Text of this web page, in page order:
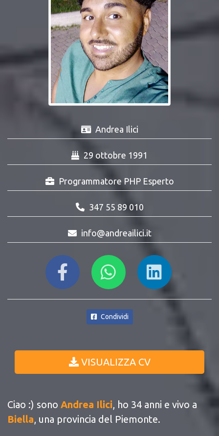
Andrea Ilici
29 ottobre 1991
Programmatore PHP Esperto
347 55 89 010
info@andreailici.it
Condividi
VISUALIZZA CV
Ciao :) sono Andrea Ilici, ho 34 anni e vivo a
Biella, una provincia del Piemonte.